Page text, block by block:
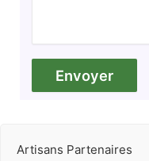
Artisans Partenaires